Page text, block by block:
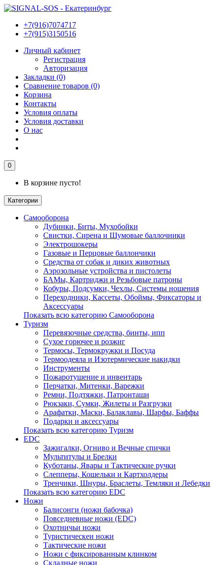
+7(916)7074717
+7(915)3150516
Личный кабинет
Регистрация
Авторизация
Закладки (0)
Сравнение товаров (0)
Корзина
Контакты
Условия оплаты
Условия доставки
О нас
0
В корзине пусто!
Категории
Самооборона
Дубинки, Биты, Мухобойки
Свистки, Сирена и Шумовые баллочники
Электрошокеры
Газовые и Перцовые баллончики
Средства от собак и диких животных
Аэрозольные устройства и пистолеты
БАМы, Картриджи и Резьбовые патроны
Кобуры, Подсумки, Чехлы, Системы ношения
Переходники, Кассеты, Обоймы, Фиксаторы и
Аксессуары
Показать всю категорию Самооборона
Туризм
Перевязочные средства, бинты, ипп
Сухое горючее и розжиг
Термосы, Термокружки и Посуда
Термоодеяла и Изотермические накидки
Инструменты
Пожаротушение и инвентарь
Перчатки, Митенки, Варежки
Ремни, Подтяжки, Патронташи
Рюкзаки, Сумки, Жилеты и Разгрузки
Арафатки, Маски, Балаклавы, Шарфы, Баффы
Подарки и аксессуары
Показать всю категорию Туризм
EDC
Зажигалки, Огниво и Вечные спички
Мультитулы и Брелки
Куботаны, Явары и Тактические ручки
Слепперы, Кошельки и Картхолдеры
Тренчики, Шнуры, Браслеты, Темляки и Лебедки
Показать всю категорию EDC
Ножи
Балисонги (ножи бабочка)
Повседневные ножи (EDC)
Охотничьи ножи
Туристическеи ножи
Тактические ножи
Ножи с фиксированным клинком
Складные ножи